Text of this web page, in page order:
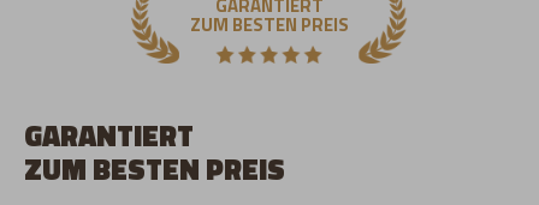
GARANTIERT
ZUM BESTEN PREIS
ZUM BESTEN PREIS